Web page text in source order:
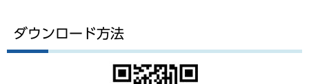
ダウンロード方法